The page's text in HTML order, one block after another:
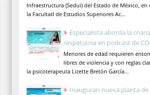
Infraestructura (Sedui) del Estado de México,
la Facultad de Estudios Superiores Ac...
Especialista aborda la
respetuosa en podcast de
Menores de edad requieren
libres de violencia y con reglas
la psicoterapeuta Lizette Bretón García...
Inauguran nueva planta